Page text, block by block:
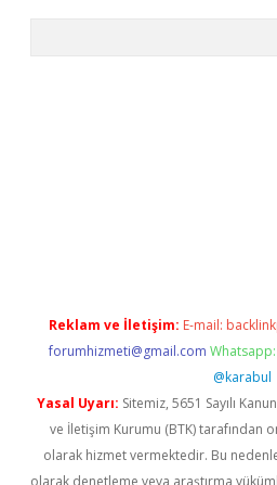
Reklam ve İletişim: E-mail:
forumhizmeti@gmail.com
@karabul
Yasal Uyarı: Sitemiz, 5651 Sayılı
ve İletişim Kurumu (BTK) tarafından
olarak hizmet vermektedir. Bu
olarak denetleme veya araştırma